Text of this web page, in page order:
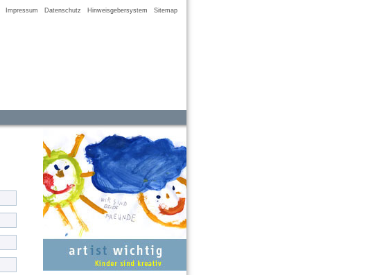
Impressum Datenschutz Hinweisgebersystem Sitemap